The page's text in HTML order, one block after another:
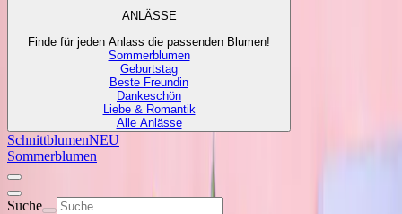
ANLÄSSE
Finde für jeden Anlass die passenden Blumen!
Sommerblumen
Geburtstag
Beste Freundin
Dankeschön
Liebe & Romantik
Alle Anlässe
SchnittblumenNEU
Sommerblumen
Suche